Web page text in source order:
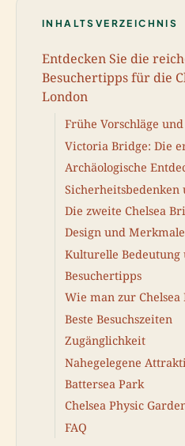
INHALTSVERZEICHNIS
Entdecken Sie die
Besuchertipps für die
London
Frühe Vorschläge
Victoria Bridge: Die
Archäologische
Sicherheitsbedenken
Die zweite Chelsea
Design und Merkmale
Kulturelle
Besuchertipps
Wie man zur
Beste Besuchszeiten
Zugänglichkeit
Nahegelegene
Battersea Park
Chelsea Physic
FAQ